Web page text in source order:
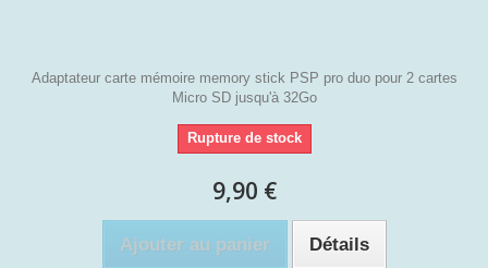
Adaptateur carte mémoire memory stick PSP pro duo pour 2 cartes
Micro SD jusqu'à 32Go
Rupture de stock
9,90 €
Ajouter au panier Détails